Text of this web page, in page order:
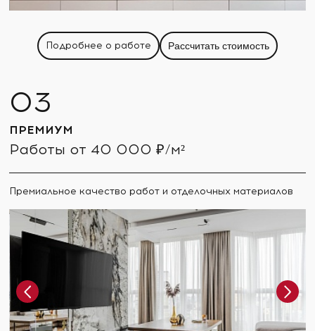
Подробнее о работе Рассчитать стоимость
ПРЕМИУМ
Работы от 40 000 ₽/м²
Премиальное качество работ и отделочных материалов